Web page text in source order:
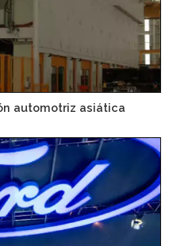
automotriz asiática